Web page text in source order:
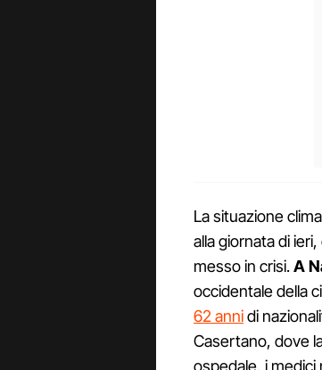
La situazione
alla giornata di
messo in crisi.A
occidentale della
62 annidi
Casertano, dove
ospedale, i